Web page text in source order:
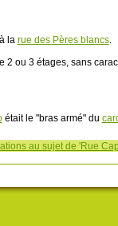
à la rue des Pères blancs.
ou 3 étages, sans
était le "bras armé" du
au sujet de 'Rue